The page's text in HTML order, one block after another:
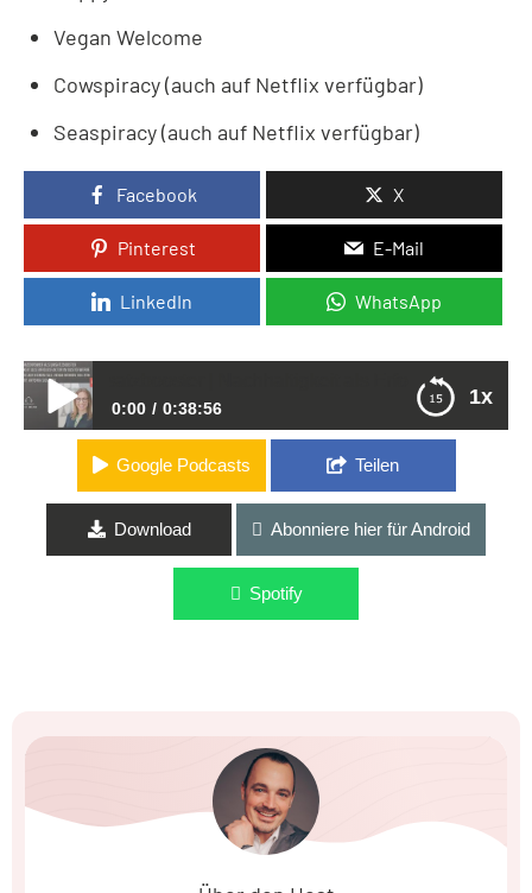
Vegan Welcome
Cowspiracy(auch auf Netflix verfügbar)
Seaspiracy(auch auf Netflix verfügbar)
Facebook X
Pinterest E-Mail
LinkedIn WhatsApp
1x
Umsatzbooster | Nachhaltigkeit als Erfolgsfaktor im
0:00 0:38:56
| Teil 8 – Pflanzenpower als Umsatzbooster |
Google Podcasts Teilen
Download Abonniere hier für Android
Spotify